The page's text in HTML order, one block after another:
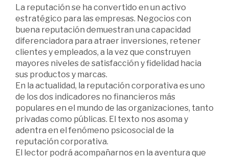
La reputación se ha convertido en un activo
estratégico para las empresas. Negocios con
buena reputación demuestran una capacidad
diferenciadora para atraer inversiones, retener
clientes y empleados, a la vez que construyen
mayores niveles de satisfacción y fidelidad hacia
sus productos y marcas.
En la actualidad, la reputación corporativa es uno
de los dos indicadores no financieros más
populares en el mundo de las organizaciones, tanto
privadas como públicas. El texto nos asoma y
adentra en el fenómeno psicosocial de la
reputación corporativa.
El lector podrá acompañarnos en la aventura que